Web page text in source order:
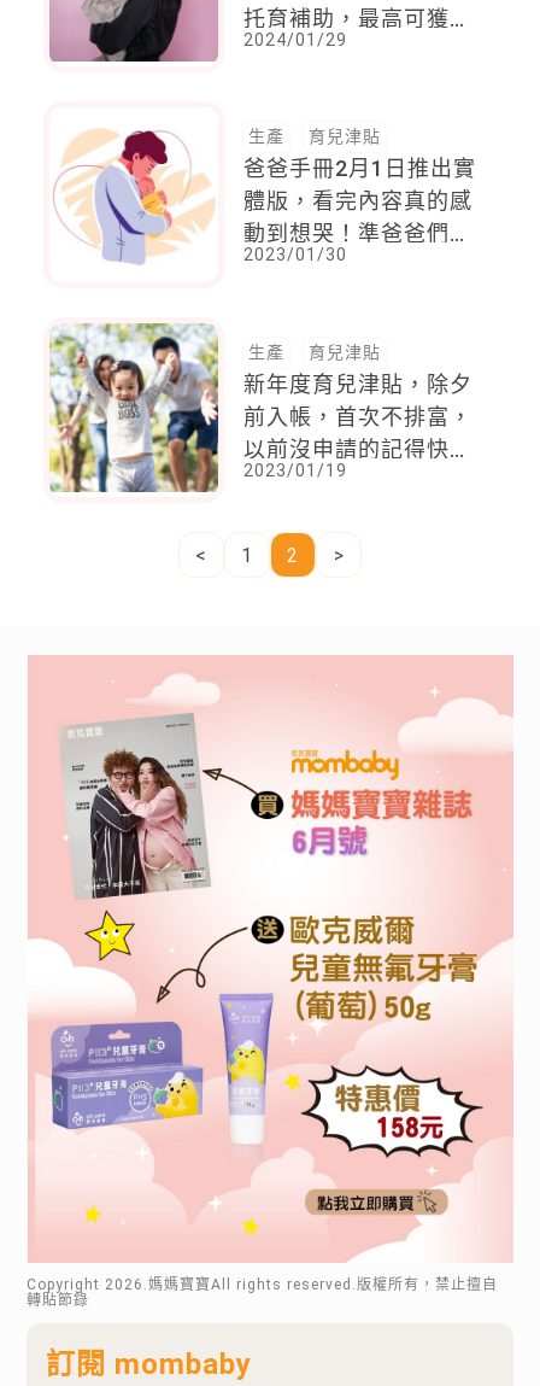
托育補助，最高可獲1
萬8000元，在家帶孩
2024/01/29
生產 育兒津貼
爸爸手冊2月1日推出實
體版，看完內容真的感
動到想哭！準爸爸們快
點入手一本
2023/01/30
生產 育兒津貼
新年度育兒津貼，除夕
前入帳，首次不排富，
以前沒申請的記得快申
請
2023/01/19
< 1 2 >
Copyright 2026 .媽媽寶寶All rights reserved.版權所有，禁止擅自
轉貼節錄
訂閱 mombaby